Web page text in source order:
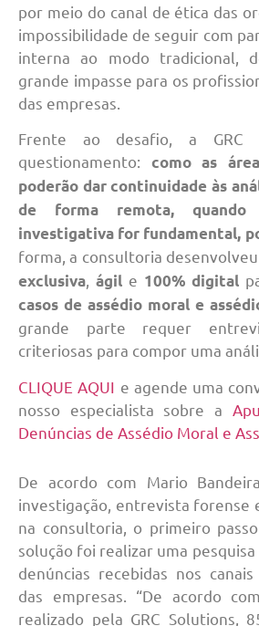
por meio do canal de ética das
impossibilidade de seguir com
interna ao modo tradicional,
grande impasse para os
das empresas.
Frente ao desafio, a GRC
questionamento: como as
poderão dar continuidade às
de forma remota, quando
investigativa for fundamental,
forma, a consultoria
exclusiva, ágile 100% digital
casos de assédio moral e
grande parte requer
criteriosas para compor uma
CLIQUE AQUI e agende uma
nosso especialista sobre a
Denúncias de Assédio Moral e
De acordo com Mario
investigação, entrevista forense
na consultoria, o primeiro
solução foi realizar uma
denúncias recebidas nos
das empresas. “De acordo
realizado pela GRC Solutions,